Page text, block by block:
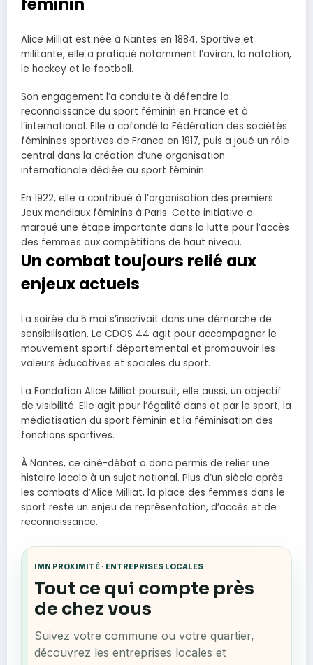
féminin
Alice Milliat est née à Nantes en 1884. Sportive et
militante, elle a pratiqué notamment l’aviron, la natation,
le hockey et le football.
Son engagement l’a conduite à défendre la
reconnaissance du sport féminin en France et à
l’international. Elle a cofondé la Fédération des sociétés
féminines sportives de France en 1917, puis a joué un rôle
central dans la création d’une organisation
internationale dédiée au sport féminin.
En 1922, elle a contribué à l’organisation des premiers
Jeux mondiaux féminins à Paris. Cette initiative a
marqué une étape importante dans la lutte pour l’accès
des femmes aux compétitions de haut niveau.
Un combat toujours relié aux
enjeux actuels
La soirée du 5 mai s’inscrivait dans une démarche de
sensibilisation. Le CDOS 44 agit pour accompagner le
mouvement sportif départemental et promouvoir les
valeurs éducatives et sociales du sport.
La Fondation Alice Milliat poursuit, elle aussi, un objectif
de visibilité. Elle agit pour l’égalité dans et par le sport, la
médiatisation du sport féminin et la féminisation des
fonctions sportives.
À Nantes, ce ciné-débat a donc permis de relier une
histoire locale à un sujet national. Plus d’un siècle après
les combats d’Alice Milliat, la place des femmes dans le
sport reste un enjeu de représentation, d’accès et de
reconnaissance.
IMN PROXIMITÉ · ENTREPRISES LOCALES
Tout ce qui compte près
de chez vous
Suivez votre commune ou votre quartier,
découvrez les entreprises locales et